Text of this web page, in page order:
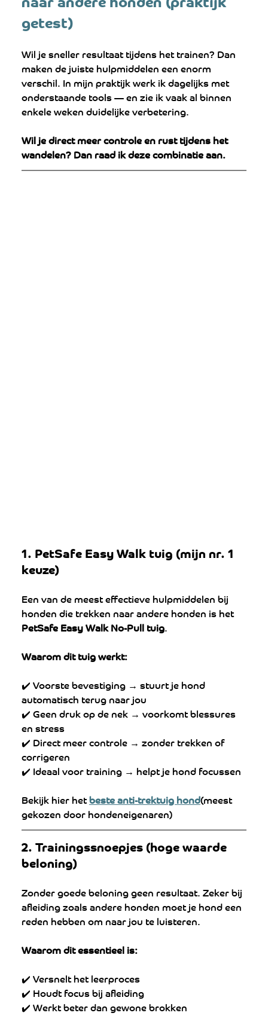
getest)
Wil je sneller resultaat tijdens het trainen? Dan
maken de juiste hulpmiddelen een enorm
verschil. In mijn praktijk werk ik dagelijks met
onderstaande tools — en zie ik vaak al binnen
enkele weken duidelijke verbetering.
Wil je direct meer controle en rust tijdens het
wandelen? Dan raad ik deze combinatie aan.
1. PetSafe Easy Walk tuig (mijn nr. 1
keuze)
Een van de meest effectieve hulpmiddelen bij
honden die trekken naar andere honden is het
PetSafe Easy Walk No-Pull tuig.
Waarom dit tuig werkt:
✔️ Voorste bevestiging → stuurt je hond
automatisch terug naar jou
✔️ Geen druk op de nek → voorkomt blessures
en stress
✔️ Direct meer controle → zonder trekken of
corrigeren
✔️ Ideaal voor training → helpt je hond focussen
Bekijk hier het beste anti-trektuig hond(meest
gekozen door hondeneigenaren)
2. Trainingssnoepjes (hoge waarde
beloning)
Zonder goede beloning geen resultaat. Zeker bij
afleiding zoals andere honden moet je hond een
reden hebben om naar jou te luisteren.
Waarom dit essentieel is:
✔️ Versnelt het leerproces
✔️ Houdt focus bij afleiding
✔️ Werkt beter dan gewone brokken